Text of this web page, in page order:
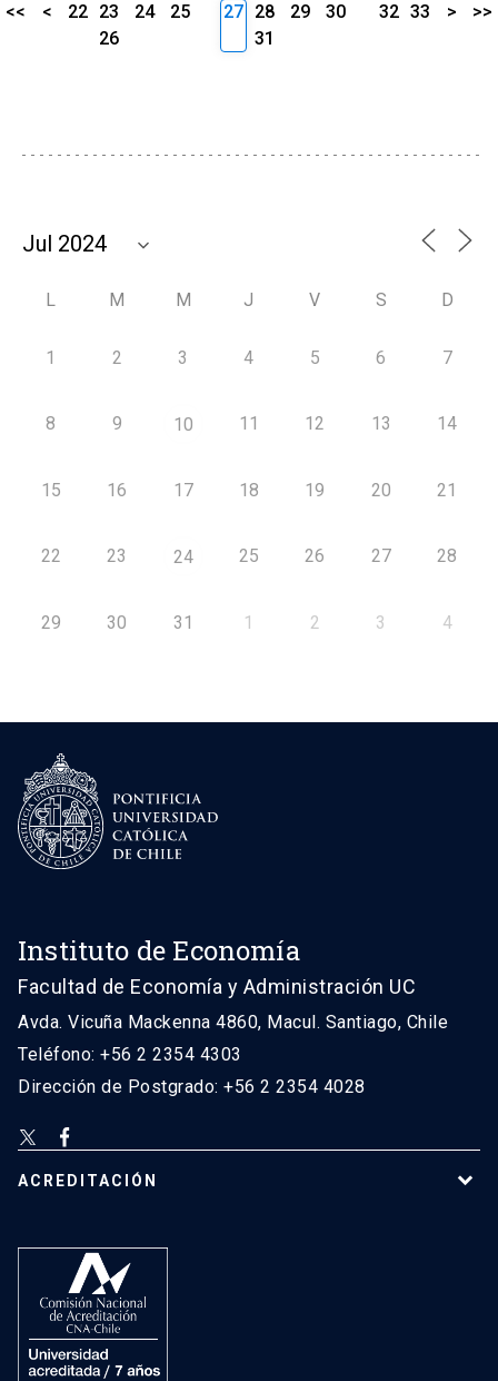
<< < 22 23 24
25
26
27 28 29
30
31
32 33 > >>
L M M J V S D
1 2 3 4 5 6 7
8 9 10 11 12 13 14
15 16 17 18 19 20 21
22 23 24 25 26 27 28
29 30 31 1 2 3 4
Instituto de Economía
Facultad de Economía y Administración UC
Avda. Vicuña Mackenna 4860, Macul. Santiago, Chile
Teléfono: +56 2 2354 4303
Dirección de Postgrado: +56 2 2354 4028
ACREDITACIÓN